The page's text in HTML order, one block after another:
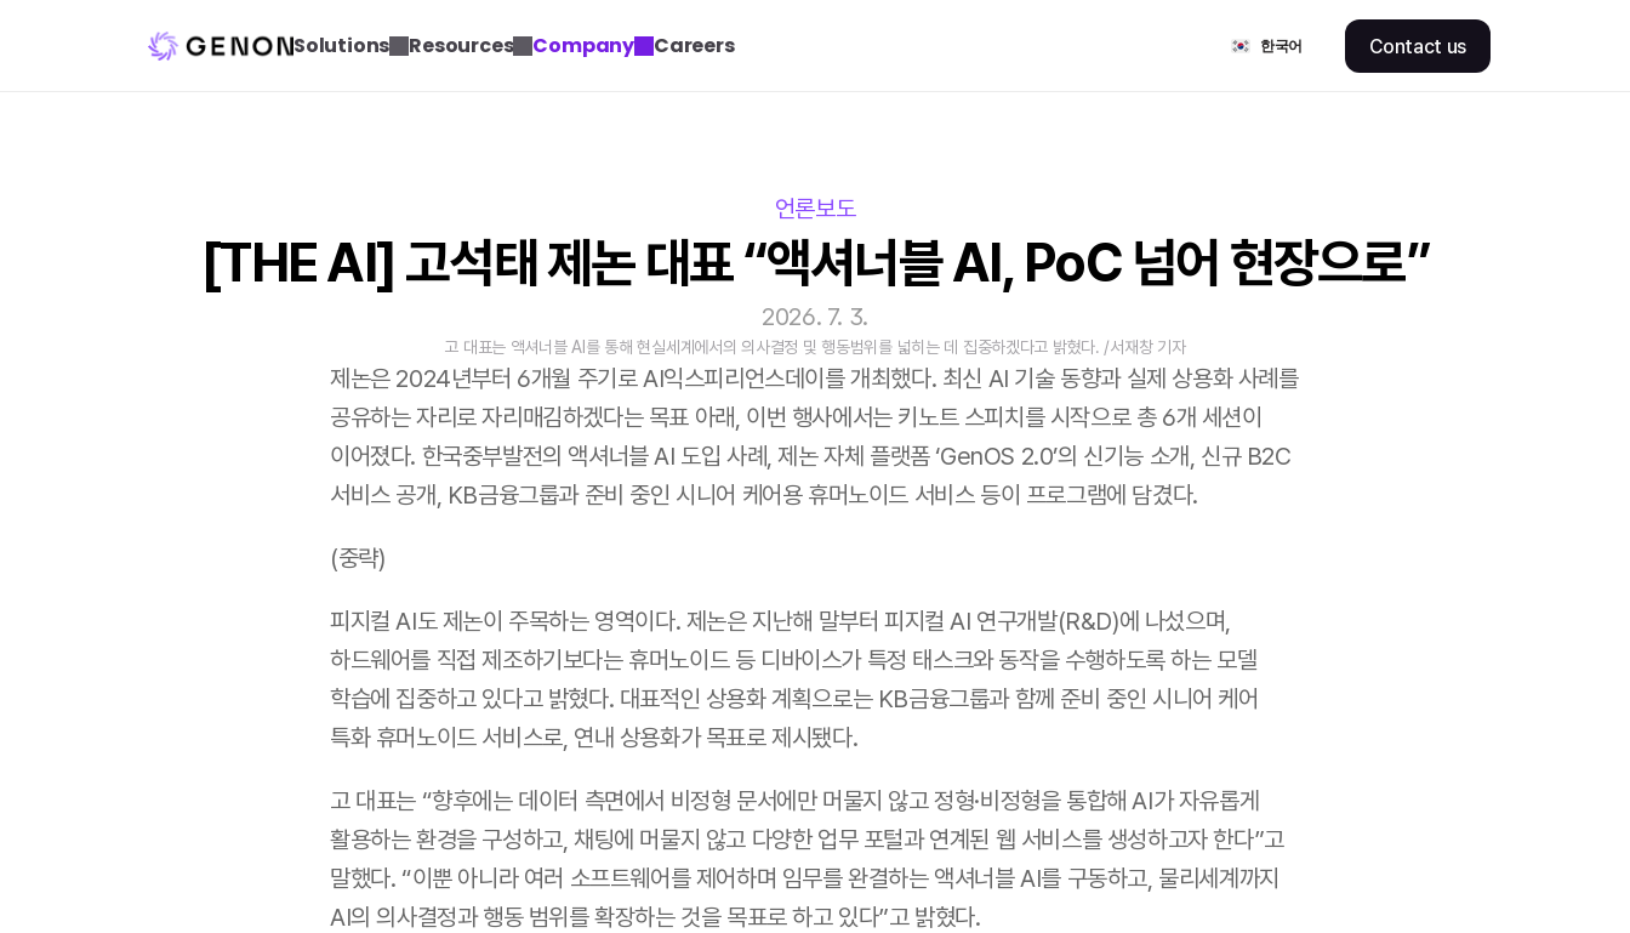
Solutions Resources Company Careers 한국어 Contact us
언론보도
[THE AI] 고석태 제논 대표 “액셔너블 AI, PoC 넘어 현장으로”
2026. 7. 3.
고 대표는 액셔너블 AI를 통해 현실세계에서의 의사결정 및 행동범위를 넓히는 데 집중하겠다고 밝혔다. /서재창 기자
제논은 2024년부터 6개월 주기로 AI익스피리언스데이를 개최했다. 최신 AI 기술 동향과 실제 상용화 사례를
공유하는 자리로 자리매김하겠다는 목표 아래, 이번 행사에서는 키노트 스피치를 시작으로 총 6개 세션이
이어졌다. 한국중부발전의 액셔너블 AI 도입 사례, 제논 자체 플랫폼 ‘GenOS 2.0’의 신기능 소개, 신규 B2C
서비스 공개, KB금융그룹과 준비 중인 시니어 케어용 휴머노이드 서비스 등이 프로그램에 담겼다.
(중략)
피지컬 AI도 제논이 주목하는 영역이다. 제논은 지난해 말부터 피지컬 AI 연구개발(R&D)에 나섰으며,
하드웨어를 직접 제조하기보다는 휴머노이드 등 디바이스가 특정 태스크와 동작을 수행하도록 하는 모델
학습에 집중하고 있다고 밝혔다. 대표적인 상용화 계획으로는 KB금융그룹과 함께 준비 중인 시니어 케어
특화 휴머노이드 서비스로, 연내 상용화가 목표로 제시됐다.
고 대표는 “향후에는 데이터 측면에서 비정형 문서에만 머물지 않고 정형·비정형을 통합해 AI가 자유롭게
활용하는 환경을 구성하고, 채팅에 머물지 않고 다양한 업무 포털과 연계된 웹 서비스를 생성하고자 한다”고
말했다. “이뿐 아니라 여러 소프트웨어를 제어하며 임무를 완결하는 액셔너블 AI를 구동하고, 물리세계까지
AI의 의사결정과 행동 범위를 확장하는 것을 목표로 하고 있다”고 밝혔다.